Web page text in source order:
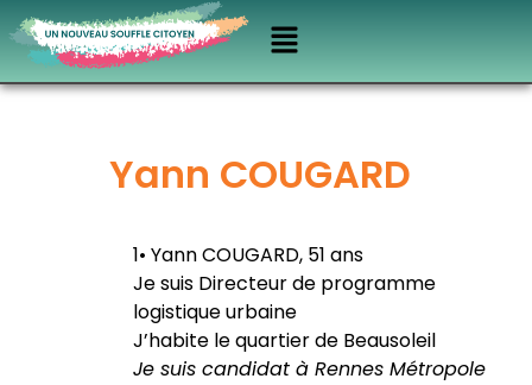
Yann COUGARD
1• Yann COUGARD, 51 ans
Je suis Directeur de programme
logistique urbaine
J’habite le quartier de Beausoleil
Je suis candidat à Rennes Métropole